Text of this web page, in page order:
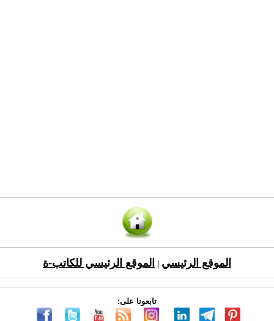
الموقع الرئيسي الموقع الرئيسي للكاتب-ة
تابعونا على: